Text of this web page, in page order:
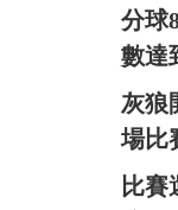
分球
數達
灰狼
場比
比賽